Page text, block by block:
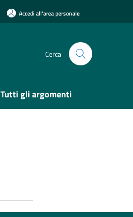
Accedi all'area personale
Cerca
Tutti gli argomenti